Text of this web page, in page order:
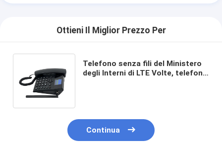
Ottieni Il Miglior Prezzo Per
Telefono senza fili del Ministero
degli Interni di LTE Volte, telefono
Continua